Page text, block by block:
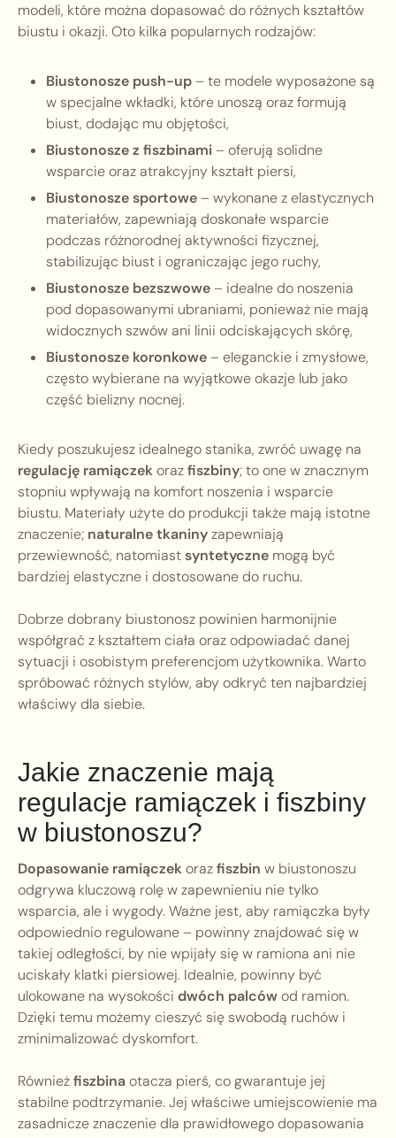
modeli, które można dopasować do różnych kształtów
biustu i okazji. Oto kilka popularnych rodzajów:
Biustonosze push-up– te modele wyposażone są
w specjalne wkładki, które unoszą oraz formują
biust, dodając mu objętości,
Biustonosze z fiszbinami– oferują solidne
wsparcie oraz atrakcyjny kształt piersi,
Biustonosze sportowe– wykonane z elastycznych
materiałów, zapewniają doskonałe wsparcie
podczas różnorodnej aktywności fizycznej,
stabilizując biust i ograniczając jego ruchy,
Biustonosze bezszwowe– idealne do noszenia
pod dopasowanymi ubraniami, ponieważ nie mają
widocznych szwów ani linii odciskających skórę,
Biustonosze koronkowe– eleganckie i zmysłowe,
często wybierane na wyjątkowe okazje lub jako
część bielizny nocnej.
Kiedy poszukujesz idealnego stanika, zwróć uwagę na
regulację ramiączekorazfiszbiny; to one w znacznym
stopniu wpływają na komfort noszenia i wsparcie
biustu. Materiały użyte do produkcji także mają istotne
znaczenie; naturalne tkaninyzapewniają
przewiewność, natomiastsyntetyczne mogą być
bardziej elastyczne i dostosowane do ruchu.
Dobrze dobrany biustonosz powinien harmonijnie
współgrać z kształtem ciała oraz odpowiadać danej
sytuacji i osobistym preferencjom użytkownika. Warto
spróbować różnych stylów, aby odkryć ten najbardziej
właściwy dla siebie.
Jakie znaczenie mają
regulacje ramiączek i fiszbiny
w biustonoszu?
Dopasowanie ramiączekorazfiszbin w biustonoszu
odgrywa kluczową rolę w zapewnieniu nie tylko
wsparcia, ale i wygody. Ważne jest, aby ramiączka były
odpowiednio regulowane – powinny znajdować się w
takiej odległości, by nie wpijały się w ramiona ani nie
uciskały klatki piersiowej. Idealnie, powinny być
ulokowane na wysokości dwóch palcówod ramion.
Dzięki temu możemy cieszyć się swobodą ruchów i
zminimalizować dyskomfort.
Równieżfiszbinaotacza pierś, co gwarantuje jej
stabilne podtrzymanie. Jej właściwe umiejscowienie ma
zasadnicze znaczenie dla prawidłowego dopasowania